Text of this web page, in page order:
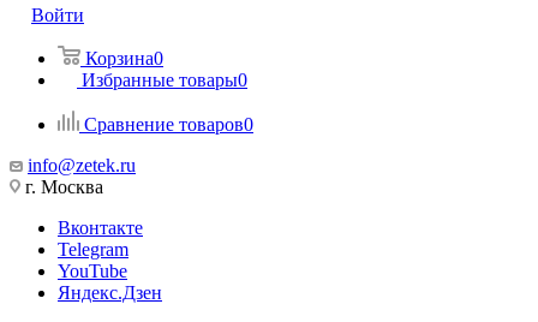
Войти
Корзина0
Избранные товары0
Сравнение товаров0
info@zetek.ru
г. Москва
Вконтакте
Telegram
YouTube
Яндекс.Дзен